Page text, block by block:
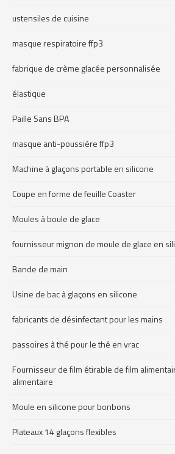
ustensiles de cuisine
masque respiratoire ffp3
fabrique de crème glacée personnalisée
élastique
Paille Sans BPA
masque anti-poussière ffp3
Machine à glaçons portable en silicone
Coupe en forme de feuille Coaster
Moules à boule de glace
fournisseur mignon de moule de glace en
Bande de main
Usine de bac à glaçons en silicone
fabricants de désinfectant pour les mains
passoires à thé pour le thé en vrac
Fournisseur de film étirable de film
alimentaire
Moule en silicone pour bonbons
Plateaux 14 glaçons flexibles